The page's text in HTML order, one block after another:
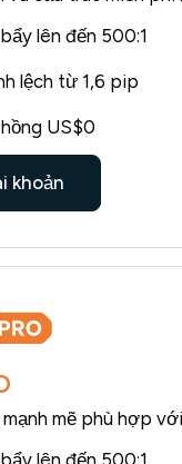
lên đến 500:1
lệch từ 1,6 pip
US$0
khoản
mẽ phù hợp
lên đến 500:1